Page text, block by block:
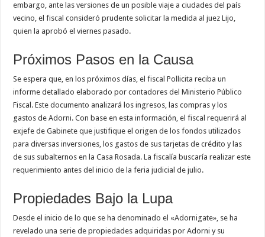
embargo, ante las versiones de un posible viaje a ciudades del país
vecino, el fiscal consideró prudente solicitar la medida al juez Lijo,
quien la aprobó el viernes pasado.
Próximos Pasos en la Causa
Se espera que, en los próximos días, el fiscal Pollicita reciba un
informe detallado elaborado por contadores del Ministerio Público
Fiscal. Este documento analizará los ingresos, las compras y los
gastos de Adorni. Con base en esta información, el fiscal requerirá al
exjefe de Gabinete que justifique el origen de los fondos utilizados
para diversas inversiones, los gastos de sus tarjetas de crédito y las
de sus subalternos en la Casa Rosada. La fiscalía buscaría realizar este
requerimiento antes del inicio de la feria judicial de julio.
Propiedades Bajo la Lupa
Desde el inicio de lo que se ha denominado el «Adornigate», se ha
revelado una serie de propiedades adquiridas por Adorni y su